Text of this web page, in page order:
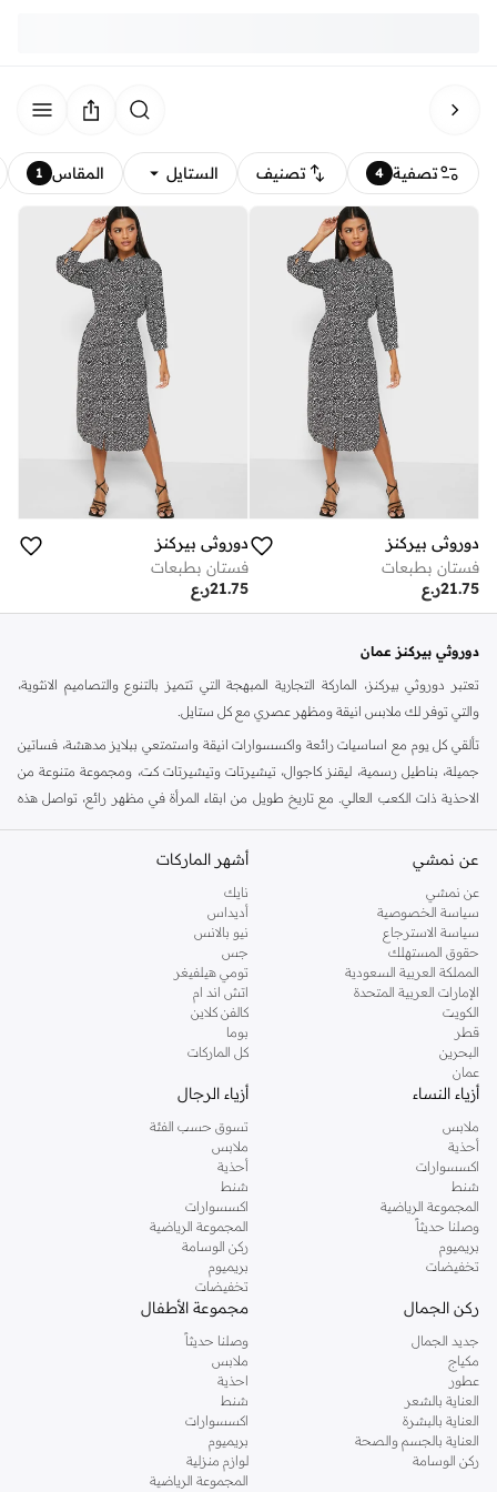
تصفية 4 تصنيف الستايل المقاس 1
دوروثي بيركنز
فستان بطبعات
ر.ع21.75
دوروثي بيركنز
فستان بطبعات
ر.ع21.75
دوروثي بيركنز عمان
تعتبر دوروثي بيركنز، الماركة التجارية المبهجة التي تتميز بالتنوع والتصاميم الانثوية،
والتي توفر لك ملابس انيقة ومظهر عصري مع كل ستايل.
تألقي كل يوم مع اساسيات رائعة واكسسوارات انيقة واستمتعي ببلايز مدهشة، فساتين
جميلة، بناطيل رسمية، ليقنز كاجوال، تيشيرتات وتيشيرتات كت، ومجموعة متنوعة من
الاحذية ذات الكعب العالي. مع تاريخ طويل من ابقاء المرأة في مظهر رائع، تواصل هذه
كنت تقومين بتجديد خزانة ملابسك الملائمة للعمل، البحث عن فستان مثالي للحفلات او
اليه.
تسوقي دوروثي بيركنز اون لاين مسقط
تسوقي دوروثي بيركنز اون لاين من نمشي واستمتعي باكثر من الف ستايل من مجموعة
دوروثي بيركنز الشهيرة. تصفحي المجموعة كاملة في متجر دوروثي بيركنز اون لاين او
استخدمي القائمة لتحديد تجربة تسوق دوروثي بيركنز اون لاين. خدمة التوصيل السريعة
والدعم الاستثنائي يضمن لك تجربة تسوق ممتعة دائما مع نمشي.
عن نمشي
عن نمشي
سياسة الخصوصية
سياسة الاسترجاع
حقوق المستهلك
المملكة العربية السعودية
الإمارات العربية المتحدة
الكويت
قطر
البحرين
عمان
أشهر الماركات
نايك
أديداس
نيو بالانس
جس
تومي هيلفيغر
اتش اند ام
كالفن كلاين
بوما
كل الماركات
أزياء النساء
ملابس
أحذية
اكسسوارات
شنط
المجموعة الرياضية
وصلنا حديثاً
بريميوم
تخفيضات
أزياء الرجال
تسوق حسب الفئة
ملابس
أحذية
شنط
اكسسوارات
المجموعة الرياضية
ركن الوسامة
بريميوم
تخفيضات
ركن الجمال
جديد الجمال
مكياج
عطور
العناية بالشعر
العناية بالبشرة
العناية بالجسم والصحة
ركن الوسامة
مجموعة الأطفال
وصلنا حديثاً
ملابس
احذية
شنط
اكسسوارات
بريميوم
لوازم منزلية
المجموعة الرياضية